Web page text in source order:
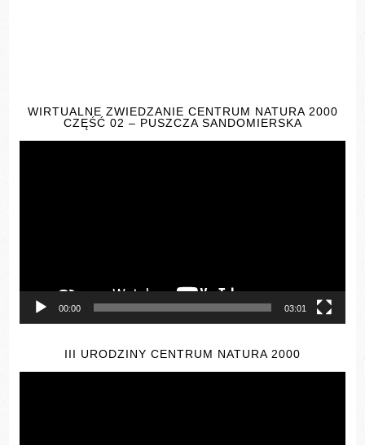
WIRTUALNE ZWIEDZANIE CENTRUM NATURA 2000
CZĘŚĆ 02 – PUSZCZA SANDOMIERSKA
00:00 03:01
III URODZINY CENTRUM NATURA 2000